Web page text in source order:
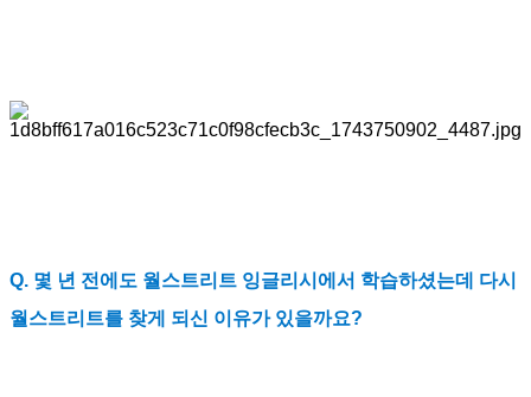
Q. 몇 년 전에도 월스트리트 잉글리시에서 학습하셨는데 다시
월스트리트를 찾게 되신 이유가 있을까요?